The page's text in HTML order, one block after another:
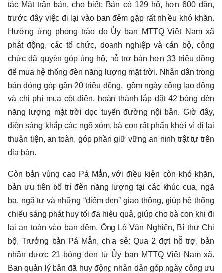
tác Mặt trận bản, cho biết: Bản có 129 hộ, hơn 600 dân,
trước đây việc đi lại vào ban đêm gặp rất nhiều khó khăn.
Hưởng ứng phong trào do Ủy ban MTTQ Việt Nam xã
phát động, các tổ chức, doanh nghiệp và cán bộ, công
chức đã quyên góp ủng hộ, hỗ trợ bản hơn 33 triệu đồng
để mua hệ thống đèn năng lượng mặt trời. Nhân dân trong
bản đóng góp gần 20 triệu đồng, gồm ngày công lao động
và chi phí mua cột điện, hoàn thành lắp đặt 42 bóng đèn
năng lượng mặt trời dọc tuyến đường nội bản. Giờ đây,
điện sáng khắp các ngõ xóm, bà con rất phấn khởi vì đi lại
thuận tiện, an toàn, góp phần giữ vững an ninh trật tự trên
địa bàn.
Còn bản vùng cao Pá Mẳn, với điều kiện còn khó khăn,
bản ưu tiên bố trí đèn năng lượng tại các khúc cua, ngã
ba, ngã tư và những “điểm đen” giao thông, giúp hệ thống
chiếu sáng phát huy tối đa hiệu quả, giúp cho bà con khi đi
lại an toàn vào ban đêm. Ông Lò Văn Nghiện, Bí thư Chi
bộ, Trưởng bản Pá Mẳn, chia sẻ: Qua 2 đợt hỗ trợ, bản
nhận được 21 bóng đèn từ Ủy ban MTTQ Việt Nam xã.
Ban quản lý bản đã huy động nhân dân góp ngày công ưu